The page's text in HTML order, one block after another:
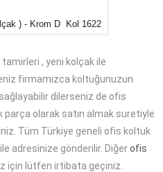
) - Krom D Kol 1622
tamirleri , yeni kolçak ile
firmamızca koltuğunuzun
dilerseniz de ofis
olarak satın almak suretiyle
Tüm Türkiye geneli ofis koltuk
ile adresinize gönderilir. Diğerofis
için lütfen irtibata geçiniz.